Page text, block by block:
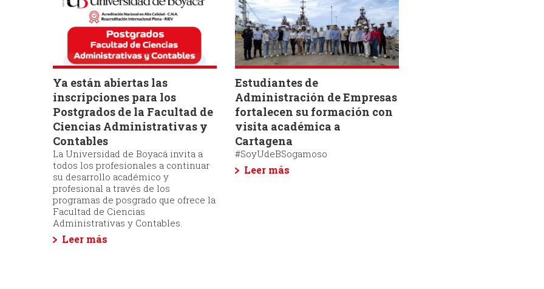
Ya están abiertas las
inscripciones para los
Postgrados de la Facultad de
Ciencias Administrativas y
Contables
La Universidad de Boyacá invita a
todos los profesionales a continuar
su desarrollo académico y
profesional a través de los
programas de posgrado que ofrece la
Facultad de Ciencias
Administrativas y Contables.
Leer más
Estudiantes de
Administración de Empresas
fortalecen su formación con
visita académica a
Cartagena
#SoyUdeBSogamoso
Leer más